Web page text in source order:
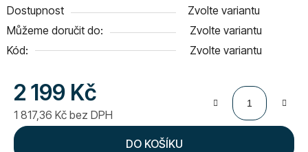
Dostupnost
Zvolte variantu
Můžeme doručit do:
Zvolte variantu
Kód:
Zvolte variantu
2 199 Kč
1 817,36 Kč bez DPH
Měrná cena:
DO KOŠÍKU